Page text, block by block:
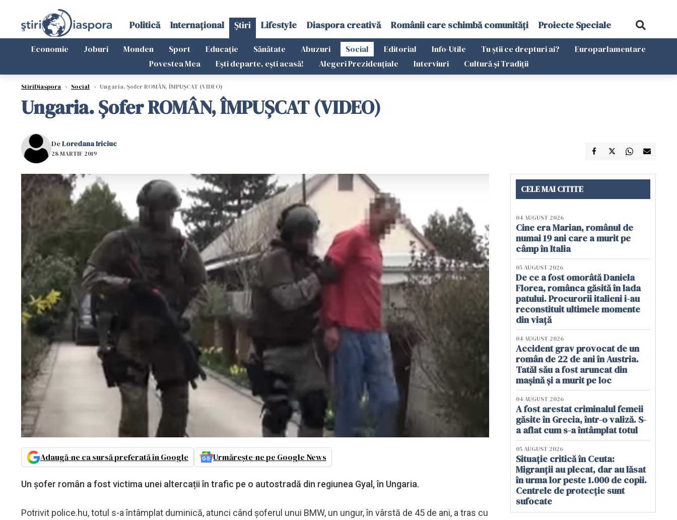
Politică Internațional Știri Lifestyle Diaspora creativă Românii care schimbă comunități Proiecte Speciale
Economie Joburi Monden Sport Educație Sănătate Abuzuri Social Editorial Info-Utile Tu știi ce drepturi ai?
Europarlamentare
Povestea Mea
Ești departe, ești acasă! Alegeri Prezidențiale Interviuri Cultură și Tradiții
StiriDiaspora › Social › Ungaria. Șofer ROMÂN, ÎMPUȘCAT (VIDEO)
Ungaria. Șofer ROMÂN, ÎMPUȘCAT (VIDEO)
DeLoredana Iriciuc
28 MARTIE 2019
Adaugă-ne ca sursă preferată în Google Urmărește-ne pe Google News
Un șofer român a fost victima unei altercații în trafic pe o autostradă din regiunea Gyal, în Ungaria.
Potrivit police.hu, totul s-a întâmplat duminică, atunci când șoferul unui BMW, un ungur, în vârstă de 45 de ani, a tras cu
CELE MAI CITITE
04 AUGUST 2026
Cine era Marian, românul de
numai 19 ani care a murit pe
câmp în Italia
05 AUGUST 2026
De ce a fost omorâtă Daniela
Florea, românca găsită în lada
patului. Procurorii italieni i-au
reconstituit ultimele momente
din viață
04 AUGUST 2026
Accident grav provocat de un
român de 22 de ani în Austria.
Tatăl său a fost aruncat din
mașină și a murit pe loc
04 AUGUST 2026
A fost arestat criminalul femeii
găsite în Grecia, într-o valiză. S-
a aflat cum s-a întâmplat totul
05 AUGUST 2026
Situație critică în Ceuta:
Migranții au plecat, dar au lăsat
în urma lor peste 1.000 de copii.
Centrele de protecție sunt
sufocate